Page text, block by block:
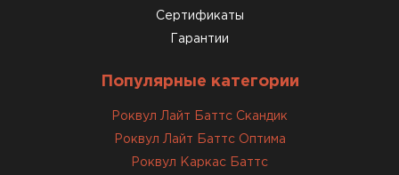
Сертификаты
Гарантии
Популярные категории
Роквул Лайт Баттс Скандик
Роквул Лайт Баттс Оптима
Роквул Каркас Баттс